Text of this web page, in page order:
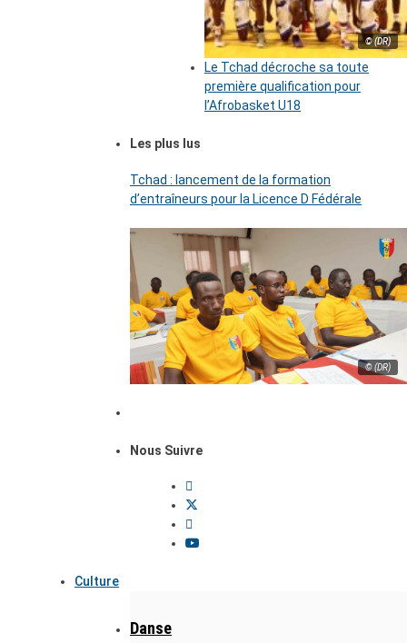
© (DR)
Le Tchad décroche sa toute
première qualification pour
l’Afrobasket U18
Les plus lus
Tchad : lancement de la formation
d’entraîneurs pour la Licence D Fédérale
© (DR)
Nous Suivre
Culture
Danse